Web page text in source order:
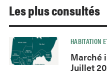
Les plus consultés
HABITATION
Marché
Juillet